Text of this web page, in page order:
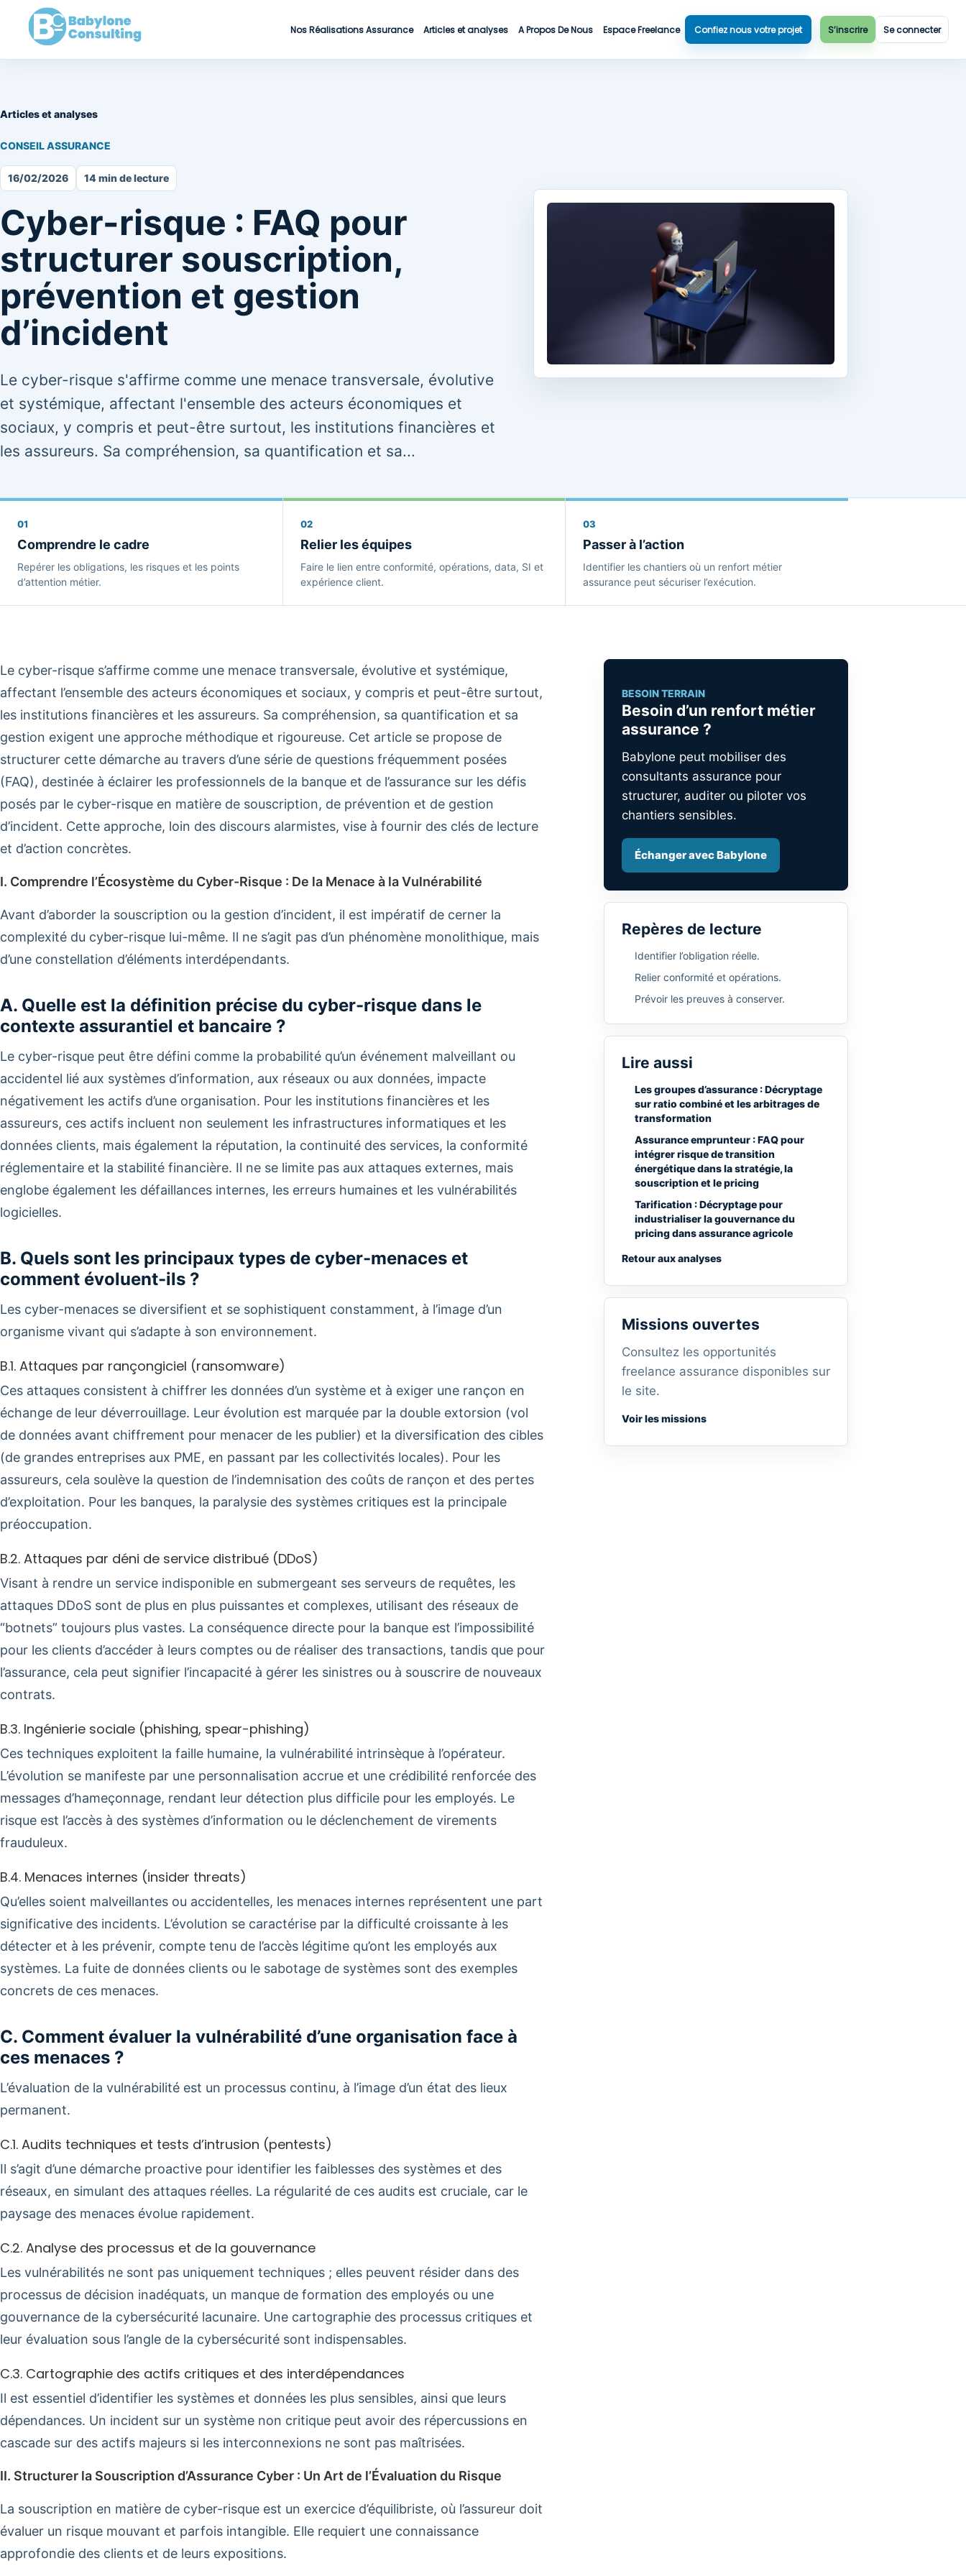
Nos Réalisations Assurance Articles et analyses A Propos De Nous Espace Freelance Confiez nous votre projet S’inscrire Se connecter
Articles et analyses
CONSEIL ASSURANCE
16/02/2026 14 min de lecture
Cyber-risque : FAQ pour
structurer souscription,
prévention et gestion
d’incident
Le cyber-risque s'affirme comme une menace transversale, évolutive
et systémique, affectant l'ensemble des acteurs économiques et
sociaux, y compris et peut-être surtout, les institutions financières et
les assureurs. Sa compréhension, sa quantification et sa...
01
Comprendre le cadre
Repérer les obligations, les risques et les points
d’attention métier.
02
Relier les équipes
Faire le lien entre conformité, opérations, data, SI et
expérience client.
03
Passer à l’action
Identifier les chantiers où un renfort métier
assurance peut sécuriser l’exécution.
Le cyber-risque s’affirme comme une menace transversale, évolutive et systémique,
affectant l’ensemble des acteurs économiques et sociaux, y compris et peut-être surtout,
les institutions financières et les assureurs. Sa compréhension, sa quantification et sa
gestion exigent une approche méthodique et rigoureuse. Cet article se propose de
structurer cette démarche au travers d’une série de questions fréquemment posées
(FAQ), destinée à éclairer les professionnels de la banque et de l’assurance sur les défis
posés par le cyber-risque en matière de souscription, de prévention et de gestion
d’incident. Cette approche, loin des discours alarmistes, vise à fournir des clés de lecture
et d’action concrètes.
I. Comprendre l’Écosystème du Cyber-Risque : De la Menace à la Vulnérabilité
Avant d’aborder la souscription ou la gestion d’incident, il est impératif de cerner la
complexité du cyber-risque lui-même. Il ne s’agit pas d’un phénomène monolithique, mais
d’une constellation d’éléments interdépendants.
A. Quelle est la définition précise du cyber-risque dans le
contexte assurantiel et bancaire ?
Le cyber-risque peut être défini comme la probabilité qu’un événement malveillant ou
accidentel lié aux systèmes d’information, aux réseaux ou aux données, impacte
négativement les actifs d’une organisation. Pour les institutions financières et les
assureurs, ces actifs incluent non seulement les infrastructures informatiques et les
données clients, mais également la réputation, la continuité des services, la conformité
réglementaire et la stabilité financière. Il ne se limite pas aux attaques externes, mais
englobe également les défaillances internes, les erreurs humaines et les vulnérabilités
logicielles.
B. Quels sont les principaux types de cyber-menaces et
comment évoluent-ils ?
Les cyber-menaces se diversifient et se sophistiquent constamment, à l’image d’un
organisme vivant qui s’adapte à son environnement.
B.1. Attaques par rançongiciel (ransomware)
Ces attaques consistent à chiffrer les données d’un système et à exiger une rançon en
échange de leur déverrouillage. Leur évolution est marquée par la double extorsion (vol
de données avant chiffrement pour menacer de les publier) et la diversification des cibles
(de grandes entreprises aux PME, en passant par les collectivités locales). Pour les
assureurs, cela soulève la question de l’indemnisation des coûts de rançon et des pertes
d’exploitation. Pour les banques, la paralysie des systèmes critiques est la principale
préoccupation.
B.2. Attaques par déni de service distribué (DDoS)
Visant à rendre un service indisponible en submergeant ses serveurs de requêtes, les
attaques DDoS sont de plus en plus puissantes et complexes, utilisant des réseaux de
“botnets” toujours plus vastes. La conséquence directe pour la banque est l’impossibilité
pour les clients d’accéder à leurs comptes ou de réaliser des transactions, tandis que pour
l’assurance, cela peut signifier l’incapacité à gérer les sinistres ou à souscrire de nouveaux
contrats.
B.3. Ingénierie sociale (phishing, spear-phishing)
Ces techniques exploitent la faille humaine, la vulnérabilité intrinsèque à l’opérateur.
L’évolution se manifeste par une personnalisation accrue et une crédibilité renforcée des
messages d’hameçonnage, rendant leur détection plus difficile pour les employés. Le
risque est l’accès à des systèmes d’information ou le déclenchement de virements
frauduleux.
B.4. Menaces internes (insider threats)
Qu’elles soient malveillantes ou accidentelles, les menaces internes représentent une part
significative des incidents. L’évolution se caractérise par la difficulté croissante à les
détecter et à les prévenir, compte tenu de l’accès légitime qu’ont les employés aux
systèmes. La fuite de données clients ou le sabotage de systèmes sont des exemples
concrets de ces menaces.
C. Comment évaluer la vulnérabilité d’une organisation face à
ces menaces ?
L’évaluation de la vulnérabilité est un processus continu, à l’image d’un état des lieux
permanent.
C.1. Audits techniques et tests d’intrusion (pentests)
Il s’agit d’une démarche proactive pour identifier les faiblesses des systèmes et des
réseaux, en simulant des attaques réelles. La régularité de ces audits est cruciale, car le
paysage des menaces évolue rapidement.
C.2. Analyse des processus et de la gouvernance
Les vulnérabilités ne sont pas uniquement techniques ; elles peuvent résider dans des
processus de décision inadéquats, un manque de formation des employés ou une
gouvernance de la cybersécurité lacunaire. Une cartographie des processus critiques et
leur évaluation sous l’angle de la cybersécurité sont indispensables.
C.3. Cartographie des actifs critiques et des interdépendances
Il est essentiel d’identifier les systèmes et données les plus sensibles, ainsi que leurs
dépendances. Un incident sur un système non critique peut avoir des répercussions en
cascade sur des actifs majeurs si les interconnexions ne sont pas maîtrisées.
II. Structurer la Souscription d’Assurance Cyber : Un Art de l’Évaluation du Risque
La souscription en matière de cyber-risque est un exercice d’équilibriste, où l’assureur doit
évaluer un risque mouvant et parfois intangible. Elle requiert une connaissance
approfondie des clients et de leurs expositions.
BESOIN TERRAIN
Besoin d’un renfort métier
assurance ?
Babylone peut mobiliser des
consultants assurance pour
structurer, auditer ou piloter vos
chantiers sensibles.
Échanger avec Babylone
Repères de lecture
Identifier l’obligation réelle.
Relier conformité et opérations.
Prévoir les preuves à conserver.
Lire aussi
Les groupes d’assurance : Décryptage
sur ratio combiné et les arbitrages de
transformation
Assurance emprunteur : FAQ pour
intégrer risque de transition
énergétique dans la stratégie, la
souscription et le pricing
Tarification : Décryptage pour
industrialiser la gouvernance du
pricing dans assurance agricole
Retour aux analyses
Missions ouvertes
Consultez les opportunités
freelance assurance disponibles sur
le site.
Voir les missions